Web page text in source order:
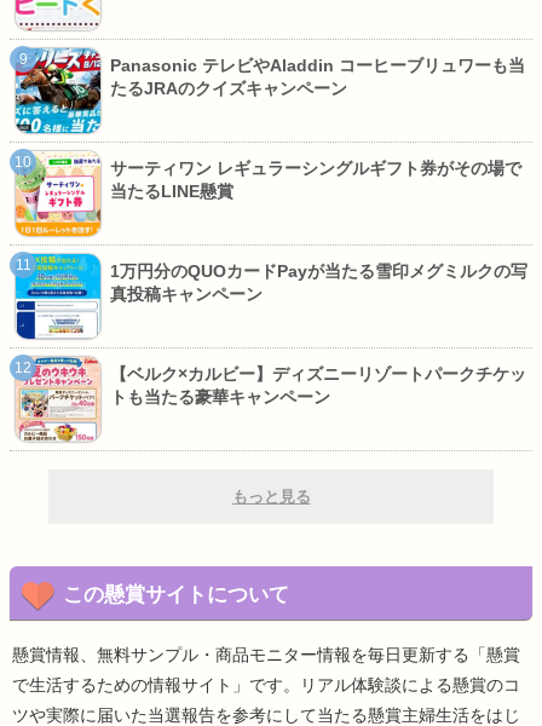
Panasonic テレビやAladdin コーヒーブリュワーも当
たるJRAのクイズキャンペーン
サーティワン レギュラーシングルギフト券がその場で
当たるLINE懸賞
1万円分のQUOカードPayが当たる雪印メグミルクの写
真投稿キャンペーン
【ベルク×カルビー】ディズニーリゾートパークチケッ
トも当たる豪華キャンペーン
もっと見る
この懸賞サイトについて
懸賞情報、無料サンプル・商品モニター情報を毎日更新する「懸賞
で生活するための情報サイト」です。リアル体験談による懸賞のコ
ツや実際に届いた当選報告を参考にして当たる懸賞主婦生活をはじ